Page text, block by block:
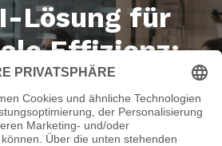
Lösung für
Effizienz:
Service KI
Service von Cyclotron